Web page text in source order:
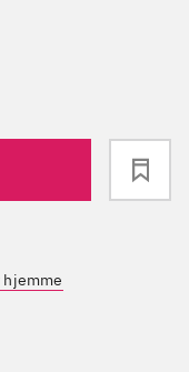
hjemme